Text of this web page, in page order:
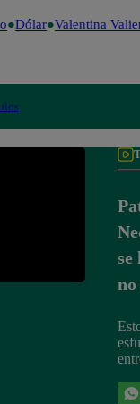
Dólar Valentina
se
no